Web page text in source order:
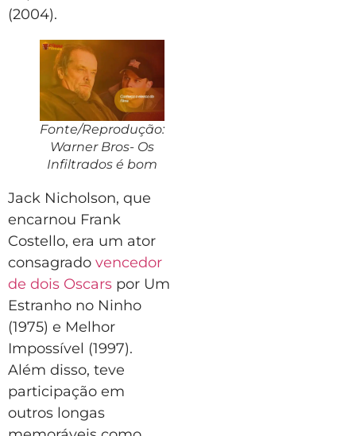
(2004).
Fonte/Reprodução:
Warner Bros- Os
Infiltrados é bom
Jack Nicholson, que
encarnou Frank
Costello, era um ator
consagrado vencedor
de dois Oscars por Um
Estranho no Ninho
(1975) e Melhor
Impossível (1997).
Além disso, teve
participação em
outros longas